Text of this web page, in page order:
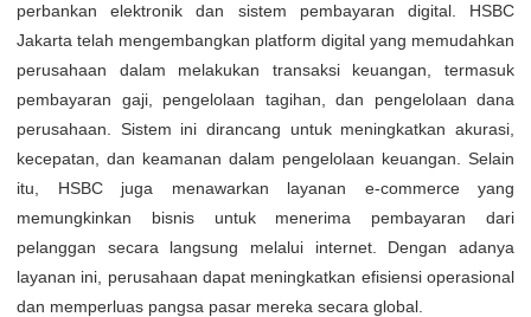
perbankan elektronik dan sistem pembayaran digital. HSBC
Jakarta telah mengembangkan platform digital yang memudahkan
perusahaan dalam melakukan transaksi keuangan, termasuk
pembayaran gaji, pengelolaan tagihan, dan pengelolaan dana
perusahaan. Sistem ini dirancang untuk meningkatkan akurasi,
kecepatan, dan keamanan dalam pengelolaan keuangan. Selain
itu, HSBC juga menawarkan layanan e-commerce yang
memungkinkan bisnis untuk menerima pembayaran dari
pelanggan secara langsung melalui internet. Dengan adanya
layanan ini, perusahaan dapat meningkatkan efisiensi operasional
dan memperluas pangsa pasar mereka secara global.